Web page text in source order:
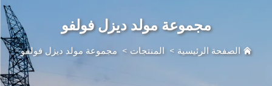
مجموعة مولد ديزل فولفو
الصفحة الرئيسية >المنتجات >مجموعة مولد ديزل فولفو